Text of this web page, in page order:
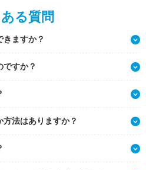
る質問
きますか？
ですか？
法はありますか？